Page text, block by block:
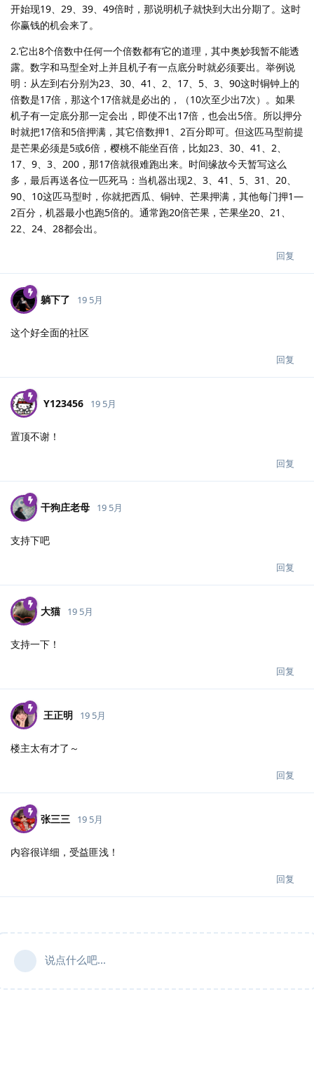
开始现19、29、39、49倍时，那说明机子就快到大出分期了。这时
你赢钱的机会来了。
2.它出8个倍数中任何一个倍数都有它的道理，其中奥妙我暂不能透
露。数字和马型全对上并且机子有一点底分时就必须要出。举例说
明：从左到右分别为23、30、41、2、17、5、3、90这时铜钟上的
倍数是17倍，那这个17倍就是必出的，（10次至少出7次）。如果
机子有一定底分那一定会出，即使不出17倍，也会出5倍。所以押分
时就把17倍和5倍押满，其它倍数押1、2百分即可。但这匹马型前提
是芒果必须是5或6倍，樱桃不能坐百倍，比如23、30、41、2、
17、9、3、200，那17倍就很难跑出来。时间缘故今天暂写这么
多，最后再送各位一匹死马：当机器出现2、3、41、5、31、20、
90、10这匹马型时，你就把西瓜、铜钟、芒果押满，其他每门押1—
2百分，机器最小也跑5倍的。通常跑20倍芒果，芒果坐20、21、
22、24、28都会出。
回复
躺下了 19 5月
这个好全面的社区
回复
Y123456 19 5月
置顶不谢！
回复
干狗庄老母 19 5月
支持下吧
回复
大猫 19 5月
支持一下！
回复
王正明 19 5月
楼主太有才了～
回复
张三三 19 5月
内容很详细，受益匪浅！
回复
说点什么吧...